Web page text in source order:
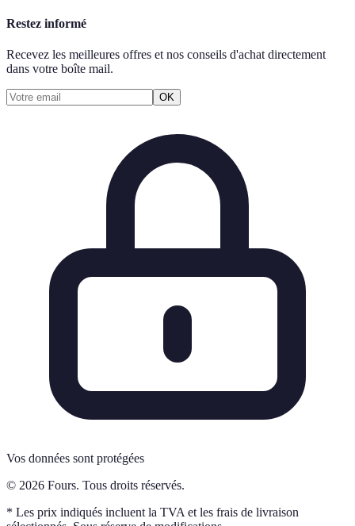
Restez informé
Recevez les meilleures offres et nos conseils d'achat directement
dans votre boîte mail.
OK
Vos données sont protégées
© 2026 Fours. Tous droits réservés.
* Les prix indiqués incluent la TVA et les frais de livraison